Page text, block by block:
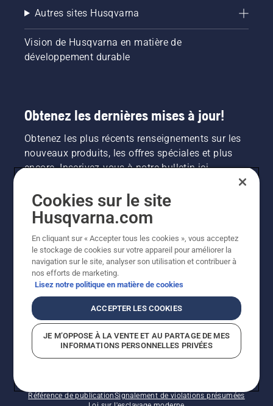
Autres sites Husqvarna
Vision de Husqvarna en matière de
développement durable
Obtenez les dernières mises à jour!
Obtenez les plus récents renseignements sur les
nouveaux produits, les offres spéciales et plus
encore. Inscrivez-vous à notre bulletin ici.
INSCRIPTION À LA NEWSLETTER
l'amélioration continue, le produit peut légèrement
varier par rapport aux images, mais la fonctionnalité de
Référence de publicationSignalement de violations présumées
Cookies sur le site
Husqvarna.com
En cliquant sur « Accepter tous les cookies », vous acceptez
le stockage de cookies sur votre appareil pour améliorer la
navigation sur le site, analyser son utilisation et contribuer à
nos efforts de marketing.
Lisez notre politique en matière de cookies
ACCEPTER LES COOKIES
JE M’OPPOSE À LA VENTE ET AU PARTAGE DE MES
INFORMATIONS PERSONNELLES PRIVÉES